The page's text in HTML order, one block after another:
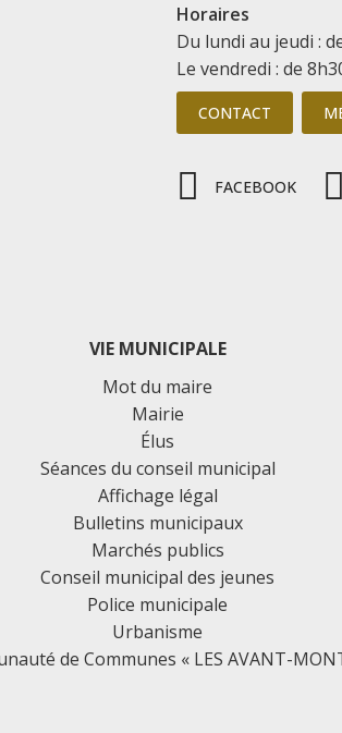
Horaires
Du lundi au jeudi :
Le vendredi : de
CONTACT
FACEBOOK
VIE MUNICIPALE
Mot du maire
Mairie
Élus
Séances du conseil municipal
Affichage légal
Bulletins municipaux
Marchés publics
Conseil municipal des jeunes
Police municipale
Urbanisme
de Communes « LES AVANT-